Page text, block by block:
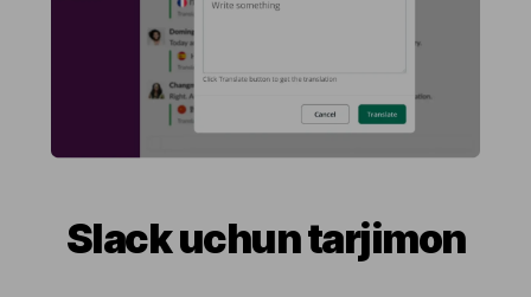
Slack uchun tarjimon